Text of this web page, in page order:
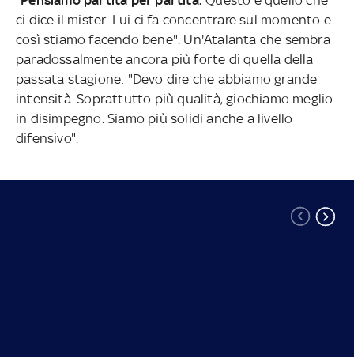
ci dice il mister. Lui ci fa concentrare sul momento e
così stiamo facendo bene". Un'Atalanta che sembra
paradossalmente ancora più forte di quella della
passata stagione: "Devo dire che abbiamo grande
intensità. Soprattutto più qualità, giochiamo meglio
in disimpegno. Siamo più solidi anche a livello
difensivo".